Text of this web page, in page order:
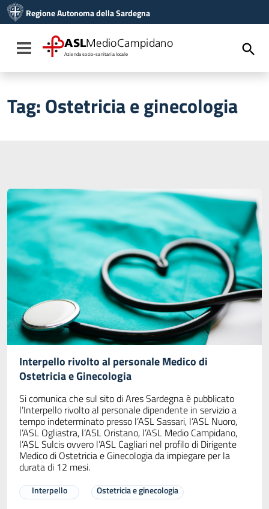
Vai al menu di navigazione
Vai al footer
Regione Autonoma della Sardegna
Toggle navigation
ASLMedioCampidano
Azienda socio-sanitaria locale
Tag:Ostetricia e ginecologia
Interpello rivolto al personale Medico di
Ostetricia e Ginecologia
Si comunica che sul sito di Ares Sardegna è pubblicato
l’Interpello rivolto al personale dipendente in servizio a
tempo indeterminato presso l’ASL Sassari, l’ASL Nuoro,
l’ASL Ogliastra, l’ASL Oristano, l’ASL Medio Campidano,
l’ASL Sulcis ovvero l’ASL Cagliari nel profilo di Dirigente
Medico di Ostetricia e Ginecologia da impiegare per la
durata di 12 mesi.
Interpello Ostetricia e ginecologia